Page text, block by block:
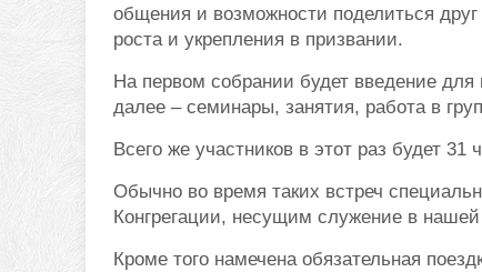
общения и возможности поделиться
роста и укрепления в призвании.
На первом собрании будет введение
далее – семинары, занятия, работа в
Всего же участников в этот раз будет 31
Обычно во время таких встреч
Конгрегации, несущим служение в
Кроме того намечена обязательная